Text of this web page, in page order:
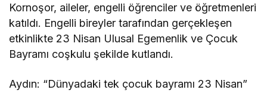
Kornoşor, aileler, engelli öğrenciler ve öğretmenleri
katıldı. Engelli bireyler tarafından gerçekleşen
etkinlikte 23 Nisan Ulusal Egemenlik ve Çocuk
Bayramı coşkulu şekilde kutlandı.
Aydın: “Dünyadaki tek çocuk bayramı 23 Nisan”